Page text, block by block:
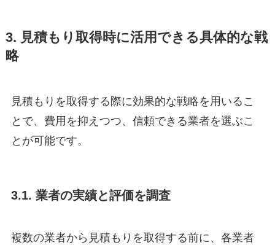
3. 見積もり取得時に活用できる具体的な戦
略
見積もりを取得する際に効果的な戦略を用いるこ
とで、費用を抑えつつ、信頼できる業者を選ぶこ
とが可能です。
3.1. 業者の実績と評価を調査
複数の業者から見積もりを取得する前に、各業者